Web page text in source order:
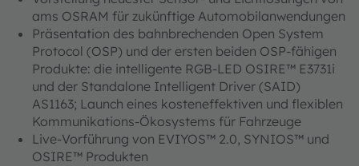
ams OSRAM für zukünftige Automobilanwendungen
Präsentation des bahnbrechenden Open System
Protocol (OSP) und der ersten beiden OSP-fähigen
Produkte: die intelligente RGB-LED OSIRE™ E3731i
und der Standalone Intelligent Driver (SAID)
AS1163; Launch eines kosteneffektiven und flexiblen
Kommunikations-Ökosystems für Fahrzeuge
Live-Vorführung von EVIYOS™ 2.0, SYNIOS™ und
OSIRE™ Produkten